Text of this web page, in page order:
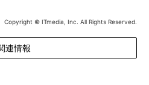
Copyright © ITmedia, Inc. All Rights Reserved.
連情報